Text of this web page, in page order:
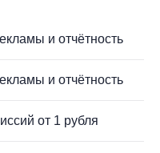
и отчётность
и отчётность
от 1 рубля